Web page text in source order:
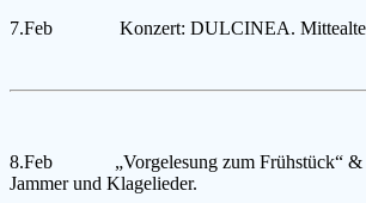
7.Feb Konzert: DULCINEA.
8.Feb „Vorgelesung zum Frühstück“ &
Jammer und Klagelieder.